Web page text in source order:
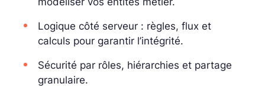
Logique côté serveur : règles, flux et
calculs pour garantir l’intégrité.
Sécurité par rôles, hiérarchies et partage
granulaire.